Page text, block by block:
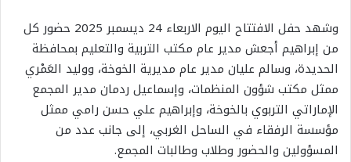
وشهد حفل الافتتاح اليوم الاربعاء 24 ديسمبر 2025 حضور كل
من إبراهيم أجعش مدير عام مكتب التربية والتعليم بمحافظة
الحديدة، وسالم عليان مدير عام مديرية الخوخة، ووليد العَمْري
ممثل مكتب شؤون المنظمات، وإسماعيل ردمان مدير المجمع
الإماراتي التربوي بالخوخة، وإبراهيم علي حسن رامي ممثل
مؤسسة الرفقاء في الساحل الغربي، إلى جانب عدد من
المسؤولين والحضور وطلاب وطالبات المجمع.